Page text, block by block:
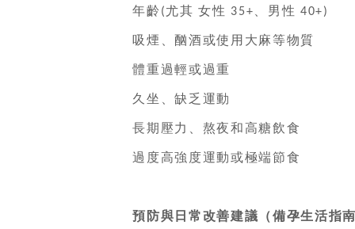
年齡(尤其 女性 35+ 、男性40+)
吸煙、酗酒或使用大麻等物質
體重過輕或過重
久坐、缺乏運動
長期壓力、熬夜和高糖飲食
過度高強度運動或極端節食
預防與日常改善建議（備孕生活指